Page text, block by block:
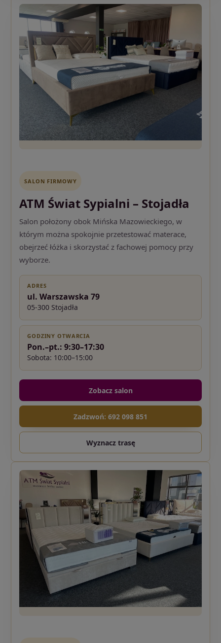
SALON FIRMOWY
ATM Świat Sypialni – Stojadła
Salon położony obok Mińska Mazowieckiego, w
którym można spokojnie przetestować materace,
obejrzeć łóżka i skorzystać z fachowej pomocy przy
wyborze.
ADRES
ul. Warszawska 79
05-300 Stojadła
GODZINY OTWARCIA
Pon.–pt.: 9:30–17:30
Sobota: 10:00–15:00
Zobacz salon
Zadzwoń: 692 098 851
Wyznacz trasę